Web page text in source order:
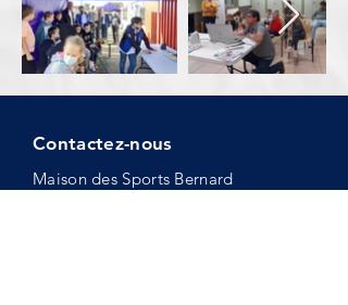
Contactez-nous
Maison des Sports Bernard